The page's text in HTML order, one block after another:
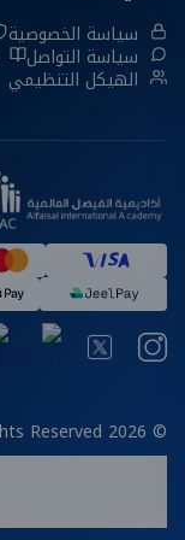
سياسة الخصوصية
سياسة التواصل
الهيكل التنظيمي
© 2026 All Rights Reserved.